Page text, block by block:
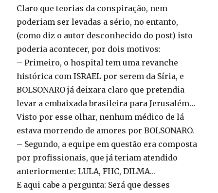
Claro que teorias da conspiração, nem
poderiam ser levadas a sério, no entanto,
(como diz o autor desconhecido do post) isto
poderia acontecer, por dois motivos:
– Primeiro, o hospital tem uma revanche
histórica com ISRAEL por serem da Síria, e
BOLSONARO já deixara claro que pretendia
levar a embaixada brasileira para Jerusalém…
Visto por esse olhar, nenhum médico de lá
estava morrendo de amores por BOLSONARO.
– Segundo, a equipe em questão era composta
por profissionais, que já teriam atendido
anteriormente: LULA, FHC, DILMA…
E aqui cabe a pergunta: Será que desses